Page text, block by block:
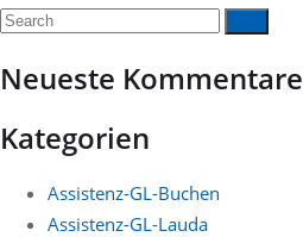
Neueste Kommentare
Kategorien
Assistenz-GL-Buchen
Assistenz-GL-Lauda